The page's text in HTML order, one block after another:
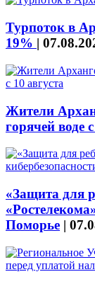
Турпоток в
19% |
Жители
горячей воде
«Защита для
Поморье |